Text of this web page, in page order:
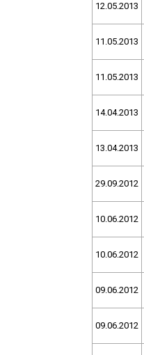
12.05.2013
11.05.2013
11.05.2013
14.04.2013
13.04.2013
29.09.2012
10.06.2012
10.06.2012
09.06.2012
09.06.2012